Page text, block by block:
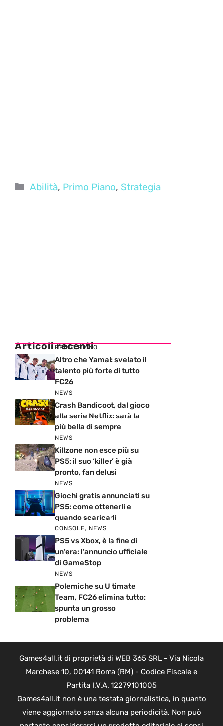
Categorie
Abilità, Primo Piano, Strategia
Articoli recenti
PRIMO PIANO
Altro che Yamal: svelato il
talento più forte di tutto
FC26
NEWS
Crash Bandicoot, dal gioco
alla serie Netflix: sarà la
più bella di sempre
NEWS
Killzone non esce più su
PS5: il suo ‘killer’ è già
pronto, fan delusi
NEWS
Giochi gratis annunciati su
PS5: come ottenerli e
quando scaricarli
CONSOLE, NEWS
PS5 vs Xbox, è la fine di
un’era: l’annuncio ufficiale
di GameStop
NEWS
Polemiche su Ultimate
Team, FC26 elimina tutto:
spunta un grosso
problema
Games4all.it di proprietà di WEB 365 SRL - Via Nicola
Marchese 10, 00141 Roma (RM) - Codice Fiscale e
Partita I.V.A. 12279101005
Games4all.it non è una testata giornalistica, in quanto
viene aggiornato senza alcuna periodicità. Non può